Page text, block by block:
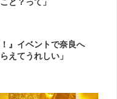
と？って」
』イベントで奈良へ
えてうれしい」